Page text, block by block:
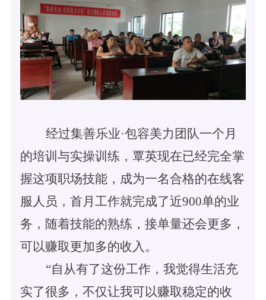
经过集善乐业·包容美力团队一个月
的培训与实操训练，覃英现在已经完全掌
握这项职场技能，成为一名合格的在线客
服人员，首月工作就完成了近900单的业
务，随着技能的熟练，接单量还会更多，
可以赚取更加多的收入。
“自从有了这份工作，我觉得生活充
实了很多，不仅让我可以赚取稳定的收